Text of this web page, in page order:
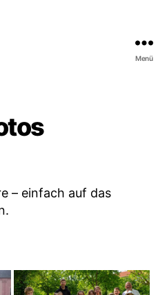
Menü
– einfach auf das